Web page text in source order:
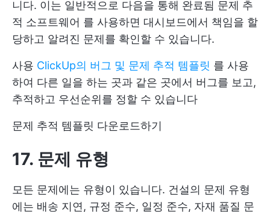
니다. 이는 일반적으로 다음을 통해 완료됨 문제 추
적 소프트웨어 를 사용하면 대시보드에서 책임을 할
당하고 알려진 문제를 확인할 수 있습니다.
사용 ClickUp의 버그 및 문제 추적 템플릿 를 사용
하여 다른 일을 하는 곳과 같은 곳에서 버그를 보고,
추적하고 우선순위를 정할 수 있습니다
문제 추적 템플릿 다운로드하기
17. 문제 유형
모든 문제에는 유형이 있습니다. 건설의 문제 유형
에는 배송 지연, 규정 준수, 일정 준수, 자재 품질 문